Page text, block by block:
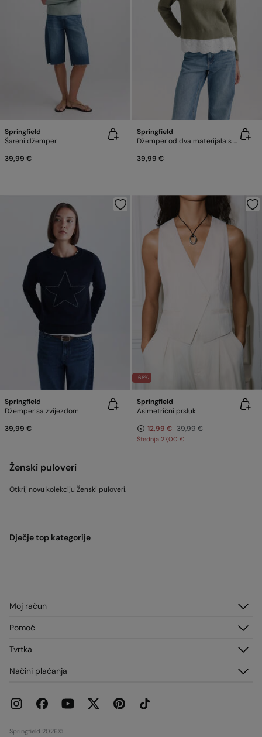
Springfield
Šareni džemper
39,99 €
Springfield
Džemper od dva materijala s čipkom
39,99 €
Springfield
Džemper sa zvijezdom
39,99 €
-68%
Springfield
Asimetrični prsluk
12,99 € 39,99 €
Štednja 27,00 €
Ženski puloveri
Otkrij novu kolekciju Ženski puloveri.
Dječje top kategorije
Moj račun
Adrese za dostavu
Pomoć
Dostava
Trenutne promocije
Tvrtka
Franšize
Radi s nama
Načini plaćanja
Springfield 2026©